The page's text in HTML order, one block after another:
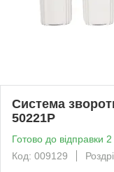
Система
50221P
Готово до відправки 2
Код: 009129